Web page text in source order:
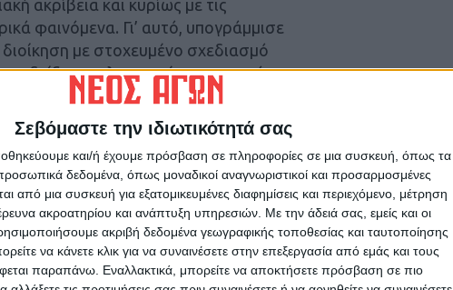
Σεβόμαστε την ιδιωτικότητά σας
και/ή έχουμε πρόσβαση σε πληροφορίες σε μια συσκευή, όπως τα
δεδομένα, όπως μοναδικοί αναγνωριστικοί και προσαρμοσμένες
από μια συσκευή για εξατομικευμένες διαφημίσεις και περιεχόμενο, μέτρηση
ακροατηρίου και ανάπτυξη υπηρεσιών. Με την άδειά σας, εμείς και οι
ακριβή δεδομένα γεωγραφικής τοποθεσίας και ταυτοποίησης
να κάνετε κλικ για να συναινέσετε στην επεξεργασία από εμάς και τους
παραπάνω. Εναλλακτικά, μπορείτε να αποκτήσετε πρόσβαση σε πιο
ακρίβεια και κυρίως με τις
φαινόμενα. Γι’ αυτό, υπογράμμισε
διοίκηση με στοχευμένο σχεδιασμό
τα πλεονεκτήματα του τόπου
ο κ. Ντενίσης
μέλη και ανοιχτές διαδικασίες σε